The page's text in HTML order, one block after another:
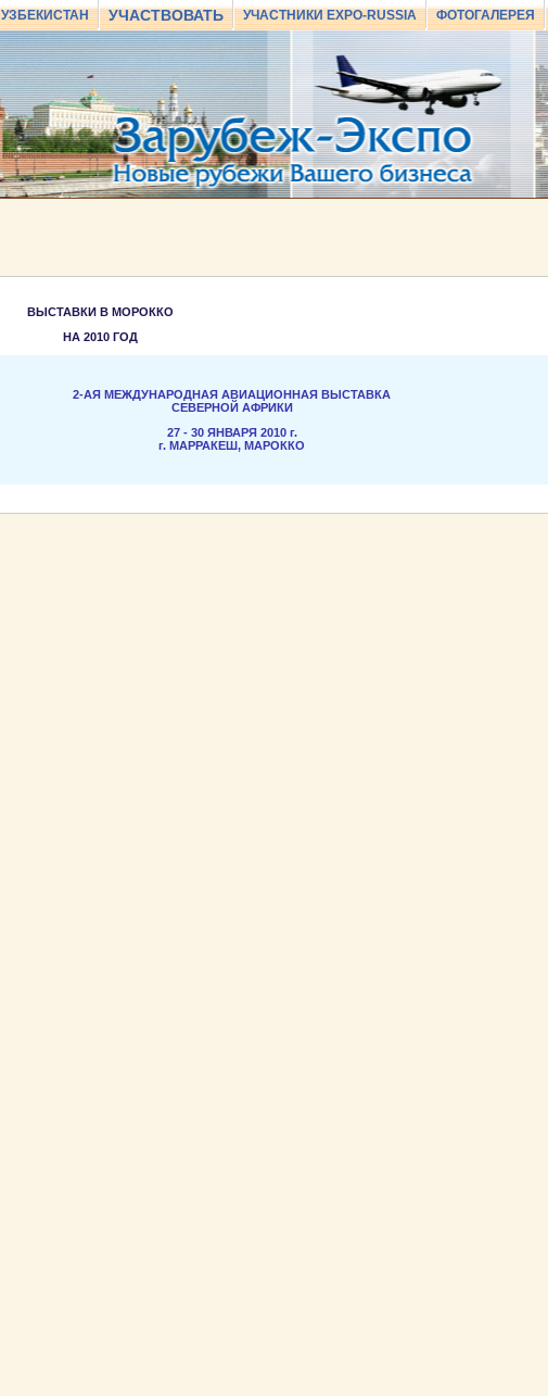
УЗБЕКИСТАН УЧАСТВОВАТЬ УЧАСТНИКИ EXPO-RUSSIA ФОТОГАЛЕРЕЯ
ВЫСТАВКИ В МОРОККО
НА 2010 ГОД
2-АЯ МЕЖДУНАРОДНАЯ АВИАЦИОННАЯ ВЫСТАВКА
СЕВЕРНОЙ АФРИКИ
27 - 30 ЯНВАРЯ 2010 г.
г. МАРРАКЕШ, МАРОККО